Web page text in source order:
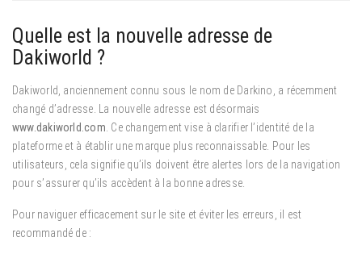
Quelle est la nouvelle adresse de
Dakiworld ?
Dakiworld, anciennement connu sous le nom de Darkino, a récemment
changé d’adresse. La nouvelle adresse est désormais
www.dakiworld.com . Ce changement vise à clarifier l’identité de la
plateforme et à établir une marque plus reconnaissable. Pour les
utilisateurs, cela signifie qu’ils doivent être alertes lors de la navigation
pour s’assurer qu’ils accèdent à la bonne adresse.
Pour naviguer efficacement sur le site et éviter les erreurs, il est
recommandé de :